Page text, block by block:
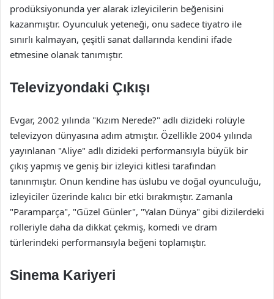
prodüksiyonunda yer alarak izleyicilerin beğenisini
kazanmıştır. Oyunculuk yeteneği, onu sadece tiyatro ile
sınırlı kalmayan, çeşitli sanat dallarında kendini ifade
etmesine olanak tanımıştır.
Televizyondaki Çıkışı
Evgar, 2002 yılında "Kızım Nerede?" adlı dizideki rolüyle
televizyon dünyasına adım atmıştır. Özellikle 2004 yılında
yayınlanan "Aliye" adlı dizideki performansıyla büyük bir
çıkış yapmış ve geniş bir izleyici kitlesi tarafından
tanınmıştır. Onun kendine has üslubu ve doğal oyunculuğu,
izleyiciler üzerinde kalıcı bir etki bırakmıştır. Zamanla
"Paramparça", "Güzel Günler", "Yalan Dünya" gibi dizilerdeki
rolleriyle daha da dikkat çekmiş, komedi ve dram
türlerindeki performansıyla beğeni toplamıştır.
Sinema Kariyeri